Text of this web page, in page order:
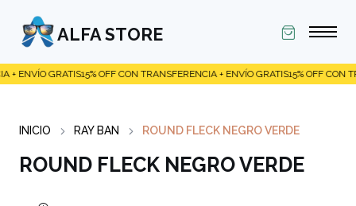
ALFA STORE
GRATIS15% OFF CON TRANSFERENCIA + ENVÍO GRATIS15% OFF CON
INICIO RAY BAN ROUND FLECK NEGRO VERDE
ROUND FLECK NEGRO VERDE